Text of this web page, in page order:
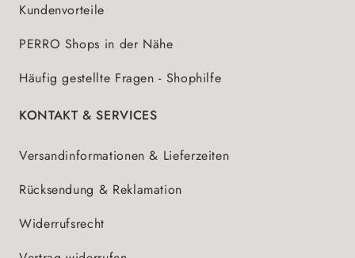
Kundenvorteile
PERRO Shops in der Nähe
Häufig gestellte Fragen - Shophilfe
KONTAKT & SERVICES
Versandinformationen & Lieferzeiten
Rücksendung & Reklamation
Widerrufsrecht